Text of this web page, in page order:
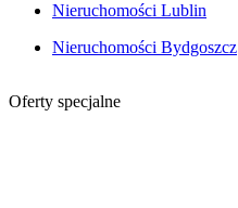
Nieruchomości Lublin
Nieruchomości Bydgoszcz
Oferty specjalne